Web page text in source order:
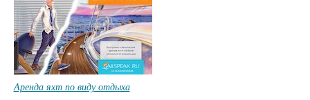
Аренда яхт по виду отдыха